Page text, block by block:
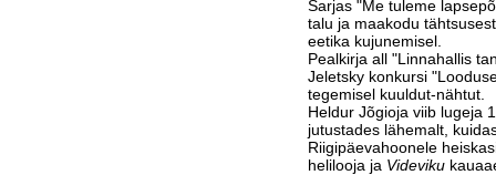
Sarjas "Me tuleme
talu ja maakodu
eetika kujunemisel.
Pealkirja all "Linnahallis
Jeletsky konkursi
tegemisel kuuldut-nähtut.
Heldur Jõgioja viib lugeja
jutustades lähemalt,
Riigipäevahoonele
helilooja ja Videviku